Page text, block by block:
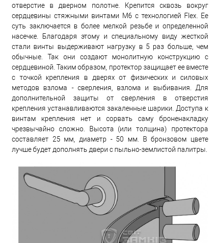
отверстие в дверном полотне. Крепится сквозь вокруг
сердцевины стяжными винтами М6 с технологией Flex. Ее
суть заключается в более мелкой резьбе и определенной
насечке. Благодаря этому и специальному виду жесткой
стали винты выдерживают нагрузку в 5 раз больше, чем
обычные. Так они создают монолитную конструкцию с
сердцевиной. Таким образом, протектор защищает ее вместе
с точкой крепления в дверях от физических и силовых
методов взлома - сверления, взлома и выбивания. Для
дополнительной защиты от сверления в отверстия
крепления устанавливаются закаленные шарики. Доступа к
винтам крепления нет и сорвать саму броненакладку
чрезвычайно сложно. Высота (или толщина) протектора
составляет 25 мм, диаметр - 50 мм. В бронзовом цвете
лучше будет дополнять двери с пыльно-землистой палитры.